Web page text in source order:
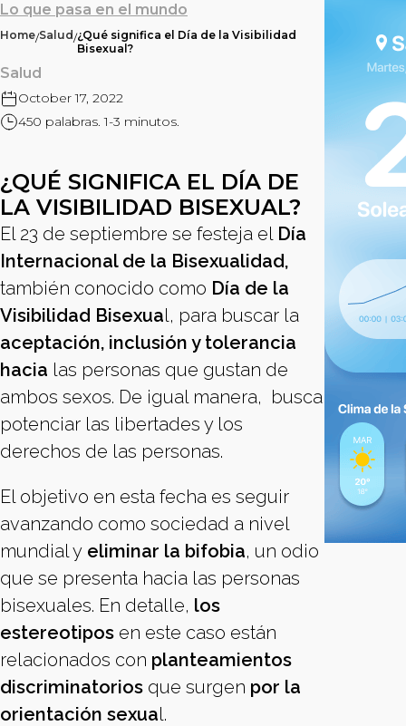
Lo que pasa en el mundo
Home/Salud/¿Qué significa el Día de la Visibilidad
Bisexual?
Salud
October 17, 2022
450 palabras. 1-3 minutos.
¿QUÉ SIGNIFICA EL DÍA DE
LA VISIBILIDAD BISEXUAL?
El 23 de septiembre se festeja el Día
Internacional de la Bisexualidad,
también conocido como Día de la
Visibilidad Bisexual, para buscar la
aceptación, inclusión y tolerancia
hacia las personas que gustan de
ambos sexos. De igual manera, busca
potenciar las libertades y los
derechos de las personas.
El objetivo en esta fecha es seguir
avanzando como sociedad a nivel
mundial y eliminar la bifobia, un odio
que se presenta hacia las personas
bisexuales. En detalle, los
estereotipos en este caso están
relacionados con planteamientos
discriminatorios que surgen por la
orientación sexual.